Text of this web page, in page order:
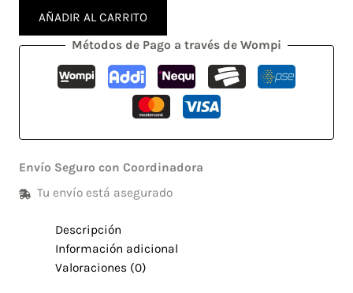
AÑADIR AL CARRITO
Métodos de Pago a través de Wompi
Envío Seguro con Coordinadora
Tu envío está asegurado
Descripción
Información adicional
Valoraciones (0)